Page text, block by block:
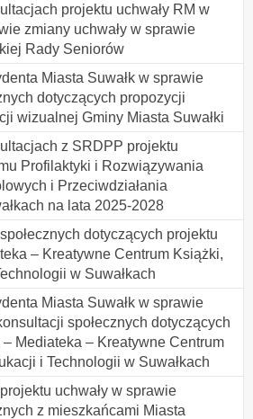
projektu uchwały RM w
zmiany uchwały w sprawie
Rady Seniorów
Miasta Suwałk w sprawie
dotyczących propozycji
wizualnej Gminy Miasta Suwałki
z SRDPP projektu
Profilaktyki i Rozwiązywania
i Przeciwdziałania
na lata 2025-2028
dotyczących projektu
– Kreatywne Centrum Książki,
w Suwałkach
Miasta Suwałk w sprawie
społecznych dotyczących
Mediateka – Kreatywne Centrum
i Technologii w Suwałkach
uchwały w sprawie
z mieszkańcami Miasta